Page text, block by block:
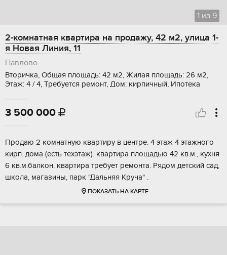
1 из 9
2-комнатная квартира на продажу, 42 м2, улица 1-
я Новая Линия, 11
Павлово
Вторичка, Общая площадь: 42 м2, Жилая площадь: 26 м2,
Этаж: 4 / 4, Требуется ремонт, Дом: кирпичный, Ипотека
3 500 000 
Продаю 2 комнатную квартиру в центре. 4 этаж 4 этажного
кирп. дома (есть техэтаж). квартира площадью 42 кв.м., кухня
6 кв.м.балкон. квартира требует ремонта. Рядом детский сад,
школа, магазины, парк "Дальняя Круча" .
ПОКАЗАТЬ НА КАРТЕ